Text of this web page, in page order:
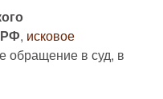
РФ, исковое
обращение в суд, в